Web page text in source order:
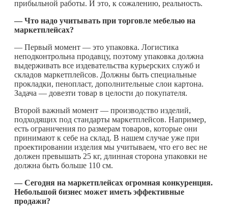
прибыльной работы. И это, к сожалению, реальность.
— Что надо учитывать при торговле мебелью на
маркетплейсах?
— Первый момент — это упаковка. Логистика
неподконтрольна продавцу, поэтому упаковка должна
выдерживать все издевательства курьерских служб и
складов маркетплейсов. Должны быть специальные
прокладки, пенопласт, дополнительные слои картона.
Задача — довезти товар в целости до покупателя.
Второй важный момент — производство изделий,
подходящих под стандарты маркетплейсов. Например,
есть ограничения по размерам товаров, которые они
принимают к себе на склад. В нашем случае уже при
проектировании изделия мы учитываем, что его вес не
должен превышать 25 кг, длинная сторона упаковки не
должна быть больше 110 см.
— Сегодня на маркетплейсах огромная конкуренция.
Небольшой бизнес может иметь эффективные
продажи?